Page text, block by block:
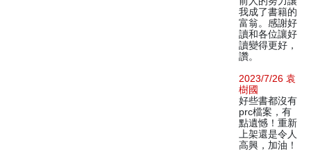
我成了書籍的
富翁。感謝好
讀和各位讓好
讀變得更好，
讚。
2023/7/26 袁
樹國
好些書都沒有
prc檔案，有
點遺憾！重新
上架還是令人
高興，加油！